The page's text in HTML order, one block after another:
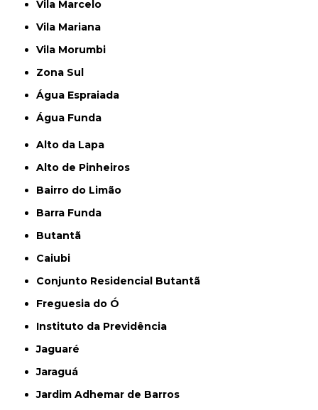
Vila Marcelo
Vila Mariana
Vila Morumbi
Zona Sul
Água Espraiada
Água Funda
Alto da Lapa
Alto de Pinheiros
Bairro do Limão
Barra Funda
Butantã
Caiubi
Conjunto Residencial Butantã
Freguesia do Ó
Instituto da Previdência
Jaguaré
Jaraguá
Jardim Adhemar de Barros